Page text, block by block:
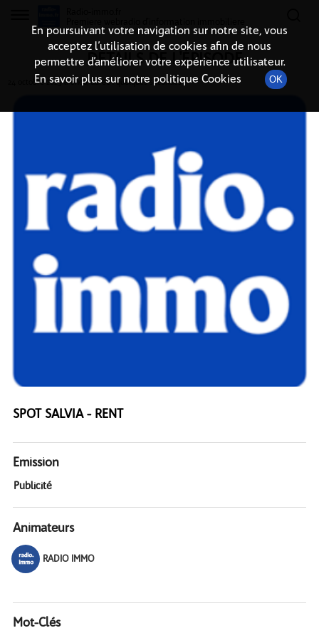
DÉTAILS DE L'ÉPISODE
24 octobre 2025à 6h00, durée : quelques secondes
SPOT SALVIA - RENT
Emission
Publicité
Animateurs
RADIO IMMO
Mot-Clés
En poursuivant votre navigation sur notre site, vous
acceptez l’utilisation de cookies afin de nous
permettre d’améliorer votre expérience utilisateur.
En savoir plus sur notre politique Cookies
OK